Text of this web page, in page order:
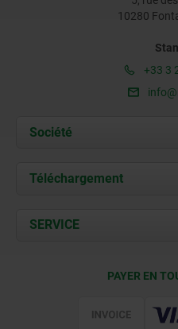
10280
+33 3
Société
À propos de nous
Contact
Téléchargement
Documents
SERVICE
PAYER EN